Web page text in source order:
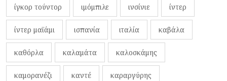
ίγκορ τούντορ ιμόμπιλε ινσίνιε ίντερ
ίντερ μαϊάμι ισπανία ιταλία καβάλα
καθόρλα καλαμάτα καλοσκάμης
καμορανέζι καντέ καραργύρης